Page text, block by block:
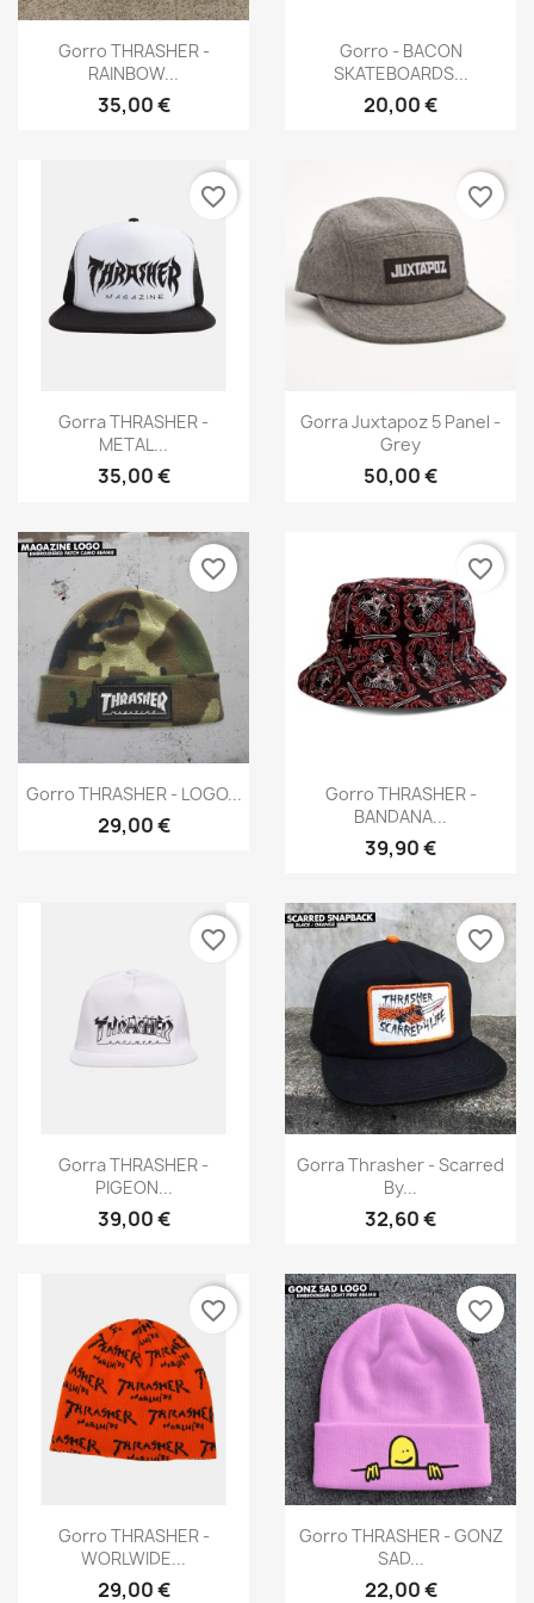
Vista rápida
Gorro THRASHER -
RAINBOW...
35,00 €
Vista rápida
Gorro - BACON
SKATEBOARDS...
20,00 €
Vista rápida
Gorra THRASHER -
METAL...
35,00 €
favorite_border
Vista rápida
Gorra Juxtapoz 5 Panel -
Grey
50,00 €
favorite_border
Vista rápida
Gorro THRASHER - LOGO...
29,00 €
favorite_border
Vista rápida
Gorro THRASHER -
BANDANA...
39,90 €
favorite_border
Vista rápida
Gorra THRASHER -
PIGEON...
39,00 €
favorite_border
Vista rápida
Gorra Thrasher - Scarred
By...
32,60 €
favorite_border
Vista rápida
Gorro THRASHER -
WORLWIDE...
29,00 €
favorite_border
Vista rápida
Gorro THRASHER - GONZ
SAD...
22,00 €
favorite_border
Crear lista de deseos ×
Nombre de la lista de deseos
Crear lista de deseos